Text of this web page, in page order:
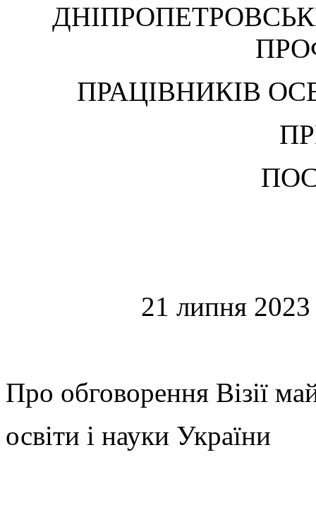
ПРАЦІВНИКІВ
21 липня
Про обговорення Візії
освіти і науки України